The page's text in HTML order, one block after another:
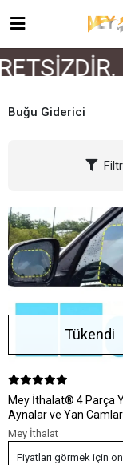
Buğu Giderici
Tükendi
Mey İthalat® 4 Parça Yan
Aynalar ve Yan Camlar
Ayna Yağmur Kaydırıcı
Buğu Önleyici Film Seti
Mey İthalat
Fiyatları görmek için